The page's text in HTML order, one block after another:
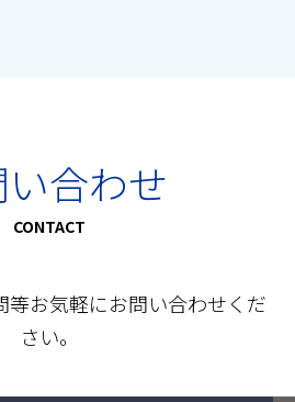
合わせ
CONTACT
等お気軽にお問い合わせくだ
さい。